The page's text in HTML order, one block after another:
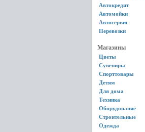
Автокредит
Автомойки
Автосервис
Перевозки
Магазины
Цветы
Сувениры
Спорттовары
Детям
Для дома
Техника
Оборудование
Строительные
Одежда